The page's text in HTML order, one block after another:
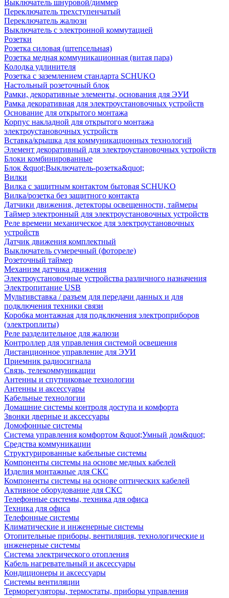
Выключатель шнуровой/диммер
Переключатель трехступенчатый
Переключатель жалюзи
Выключатель с электронной коммутацией
Розетки
Розетка силовая (штепсельная)
Розетка медная коммуникационная (витая пара)
Колодка удлинителя
Розетка с заземлением стандарта SCHUKO
Настольный розеточный блок
Рамки, декоративные элементы, основания для ЭУИ
Рамка декоративная для электроустановочных устройств
Основание для открытого монтажа
Корпус накладной для открытого монтажа
электроустановочных устройств
Вставка/крышка для коммуникационных технологий
Элемент декоративный для электроустановочных устройств
Блоки комбинированные
Блок &quot;Выключатель-розетка&quot;
Вилки
Вилка с защитным контактом бытовая SCHUKO
Вилка/розетка без защитного контакта
Датчики движения, детекторы освещенности, таймеры
Таймер электронный для электроустановочных устройств
Реле времени механическое для электроустановочных
устройств
Датчик движения комплектный
Выключатель сумеречный (фотореле)
Розеточный таймер
Механизм датчика движения
Электроустановочные устройства различного назначения
Электропитание USB
Мультивставка / разъем для передачи данных и для
подключения техники связи
Коробка монтажная для подключения электроприборов
(электроплиты)
Реле разделительное для жалюзи
Контроллер для управления системой освещения
Дистанционное управление для ЭУИ
Приемник радиосигнала
Связь, телекоммуникации
Антенны и спутниковые технологии
Антенны и аксессуары
Кабельные технологии
Домашние системы контроля доступа и комфорта
Звонки дверные и аксессуары
Домофонные системы
Система управления комфортом &quot;Умный дом&quot;
Средства коммуникации
Структурированные кабельные системы
Компоненты системы на основе медных кабелей
Изделия монтажные для СКС
Компоненты системы на основе оптических кабелей
Активное оборудование для СКС
Телефонные системы, техника для офиса
Техника для офиса
Телефонные системы
Климатические и инженерные системы
Отопительные приборы, вентиляция, технологические и
инженерные системы
Система электрического отопления
Кабель нагревательный и аксессуары
Кондиционеры и аксессуары
Системы вентиляции
Терморегуляторы, термостаты, приборы управления